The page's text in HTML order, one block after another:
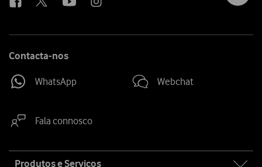
Contacta-nos
WhatsApp Webchat
Fala connosco
Produtos e Serviços